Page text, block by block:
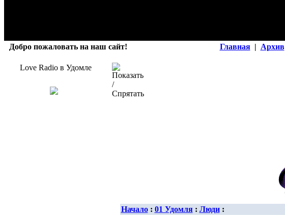
Добро пожаловать на наш сайт! Главная | Архив
Love Radio в Удомле
Начало: 01 Удомля: Люди: